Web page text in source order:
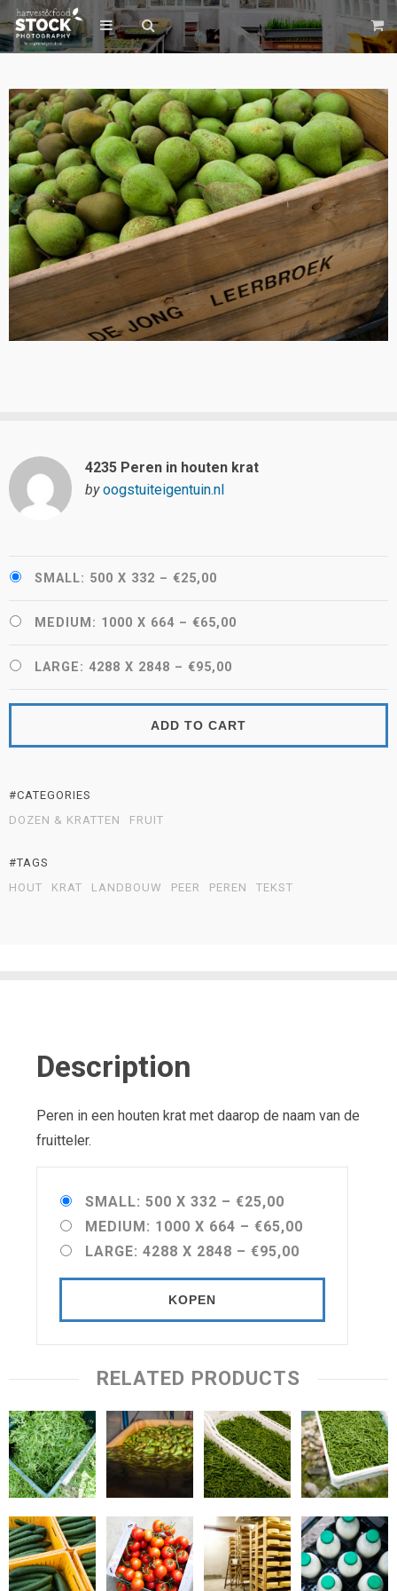
4235 Peren in houten krat
by oogstuiteigentuin.nl
SMALL: 500 X 332 – €25,00
MEDIUM: 1000 X 664 – €65,00
LARGE: 4288 X 2848 – €95,00
ADD TO CART
#CATEGORIES
DOZEN & KRATTEN
FRUIT
#TAGS
HOUT
KRAT LANDBOUW PEER PEREN TEKST
Description
Peren in een houten krat met daarop de naam van de
fruitteler.
SMALL: 500 X 332 – €25,00
MEDIUM: 1000 X 664 – €65,00
LARGE: 4288 X 2848 – €95,00
KOPEN
RELATED PRODUCTS